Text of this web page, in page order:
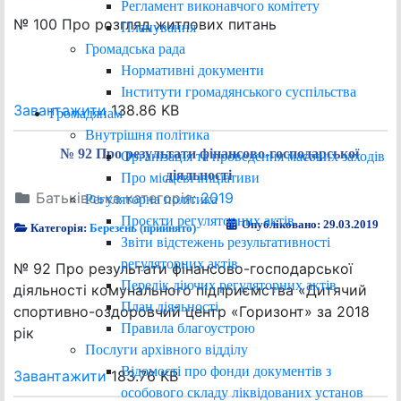
Регламент виконавчого комітету
Планування
Громадська рада
Нормативні документи
Інститути громадянського суспільства
Громадянам
Внутрішня політика
Організація та проведення масових заходів
Про місцеві ініціативи
Регуляторна політика
Проєкти регуляторних актів
Звіти відстежень результативності
регуляторних актів
Перелік діючих регуляторних актів
План діяльності
Правила благоустрою
Послуги архівного відділу
Відомості про фонди документів з
особового складу ліквідованих установ
№ 100 Про розгляд житлових питань
Завантажити138.86 KB
№ 92 Про результати фінансово-господарської
діяльності
Батьківська категорія:2019
Категорія:Березень (прийнято) Опубліковано: 29.03.2019
№ 92 Про результати фінансово-господарської
діяльності комунального підприємства «Дитячий
спортивно-оздоровчий центр «Горизонт» за 2018
рік
Завантажити183.76 KB